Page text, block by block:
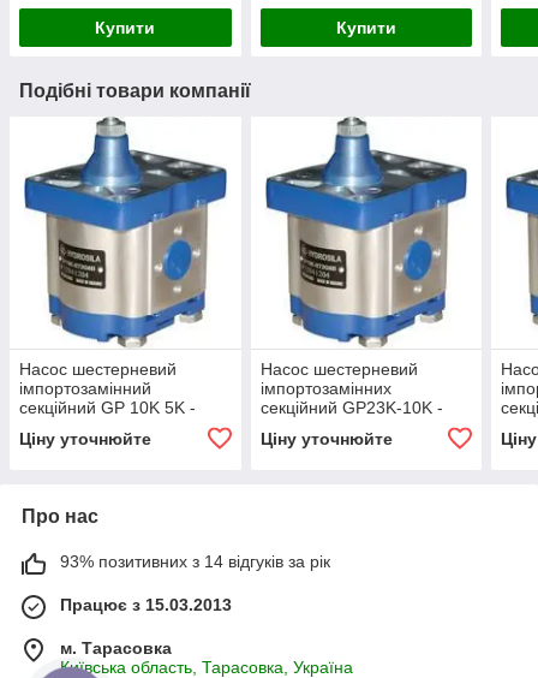
Купити Купити
Подібні товари компанії
Насос шестерневий
імпортозамінний
секційний GP 10K 5K -
Ціну уточнюйте
Насос шестерневий
імпортозамінних
секційний GP23K-10K -
Ціну уточнюйте
Про нас
93% позитивних з 14 відгуків за рік
Працює з 15.03.2013
м. Тарасовка
Київська область, Тарасовка, Україна